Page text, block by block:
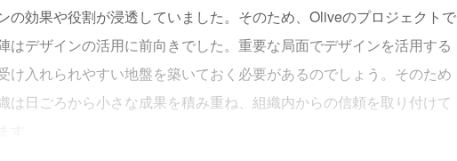
の効果や役割が浸透していました。そのため、Oliveのプロジェクトで
はデザインの活用に前向きでした。重要な局面でデザインを活用する
け入れられやすい地盤を築いておく必要があるのでしょう。そのため
は日ごろから小さな成果を積み重ね、組織内からの信頼を取り付けて